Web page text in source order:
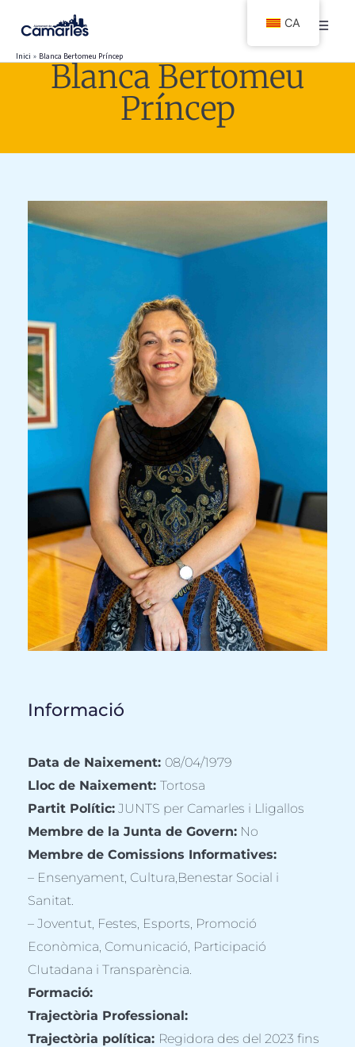
contingut
Inici Blanca Bertomeu Príncep
Blanca Bertomeu
Príncep
Informació
Data de Naixement: 08/04/1979
Lloc de Naixement: Tortosa
Partit Polític: JUNTS per Camarles i Lligallos
Membre de la Junta de Govern: No
Membre de Comissions Informatives:
– Ensenyament, Cultura,Benestar Social i
Sanitat.
– Joventut, Festes, Esports, Promoció
Econòmica, Comunicació, Participació
CIutadana i Transparència.
Formació:
Trajectòria Professional:
Trajectòria política: Regidora des del 2023 fins
CA